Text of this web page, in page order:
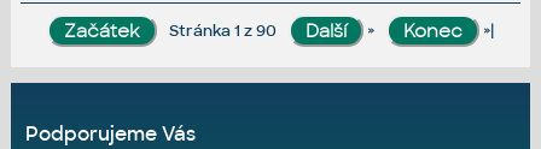
Stránka 1 z 90 » »|
Podporujeme Vás